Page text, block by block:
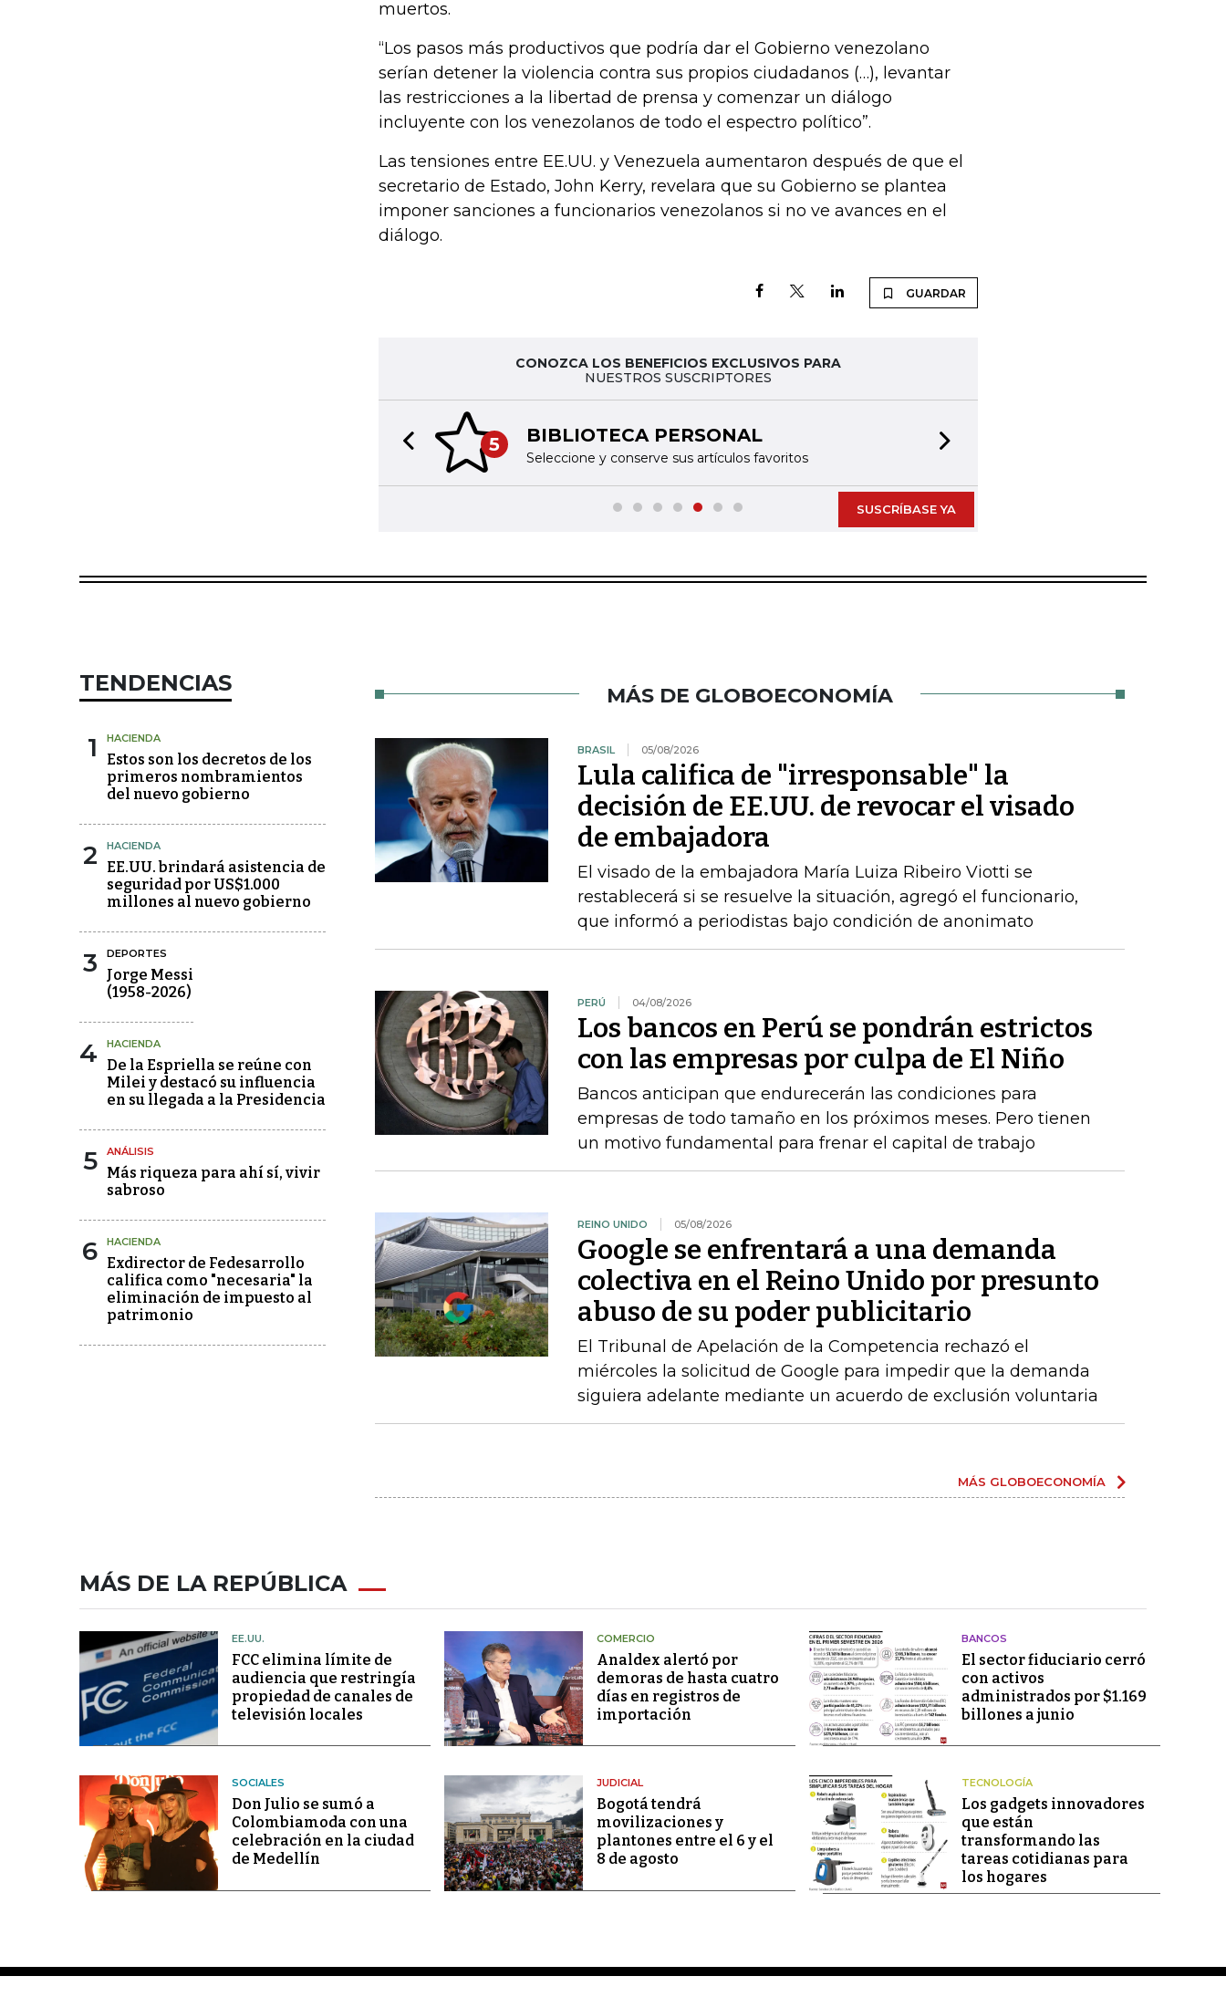
muertos.
“Los pasos más productivos que podría dar el Gobierno venezolano
serían detener la violencia contra sus propios ciudadanos (…), levantar
las restricciones a la libertad de prensa y comenzar un diálogo
incluyente con los venezolanos de todo el espectro político”.
Las tensiones entre EE.UU. y Venezuela aumentaron después de que el
secretario de Estado, John Kerry, revelara que su Gobierno se plantea
imponer sanciones a funcionarios venezolanos si no ve avances en el
diálogo.
GUARDAR
CONOZCA LOS BENEFICIOS EXCLUSIVOS PARA
NUESTROS SUSCRIPTORES
5 BIBLIOTECA PERSONAL
Seleccione y conserve sus artículos favoritos
Previous slide
SUSCRÍBASE YA
TENDENCIAS
1 HACIENDA
Estos son los decretos de los
primeros nombramientos
del nuevo gobierno
2 HACIENDA
EE.UU. brindará asistencia de
seguridad por US$1.000
millones al nuevo gobierno
3 DEPORTES
Jorge Messi
(1958-2026)
4 HACIENDA
De la Espriella se reúne con
Milei y destacó su influencia
en su llegada a la Presidencia
5 ANÁLISIS
Más riqueza para ahí sí, vivir
sabroso
6 HACIENDA
Exdirector de Fedesarrollo
califica como "necesaria" la
eliminación de impuesto al
patrimonio
MÁS DE GLOBOECONOMÍA
BRASIL 05/08/2026
Lula califica de "irresponsable" la
decisión de EE.UU. de revocar el visado
de embajadora
El visado de la embajadora María Luiza Ribeiro Viotti se
restablecerá si se resuelve la situación, agregó el funcionario,
que informó a periodistas bajo condición de anonimato
PERÚ 04/08/2026
Los bancos en Perú se pondrán estrictos
con las empresas por culpa de El Niño
Bancos anticipan que endurecerán las condiciones para
empresas de todo tamaño en los próximos meses. Pero tienen
un motivo fundamental para frenar el capital de trabajo
REINO UNIDO 05/08/2026
Google se enfrentará a una demanda
colectiva en el Reino Unido por presunto
abuso de su poder publicitario
El Tribunal de Apelación de la Competencia rechazó el
miércoles la solicitud de Google para impedir que la demanda
siguiera adelante mediante un acuerdo de exclusión voluntaria
MÁS GLOBOECONOMÍA
MÁS DE LA REPÚBLICA
EE.UU.
FCC elimina límite de
audiencia que restringía
propiedad de canales de
televisión locales
COMERCIO
Analdex alertó por
demoras de hasta cuatro
días en registros de
importación
BANCOS
El sector fiduciario cerró
con activos
administrados por $1.169
billones a junio
SOCIALES
Don Julio se sumó a
Colombiamoda con una
celebración en la ciudad
de Medellín
JUDICIAL
Bogotá tendrá
movilizaciones y
plantones entre el 6 y el
8 de agosto
TECNOLOGÍA
Los gadgets innovadores
que están
transformando las
tareas cotidianas para
los hogares